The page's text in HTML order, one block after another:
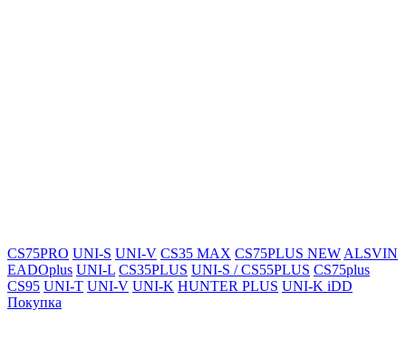
CS75PRO UNI-S UNI-V CS35 MAX CS75PLUS NEW ALSVIN
EADOplus UNI-L CS35PLUS UNI-S / CS55PLUS CS75plus
CS95 UNI-T UNI-V UNI-K HUNTER PLUS UNI-K iDD
Покупка